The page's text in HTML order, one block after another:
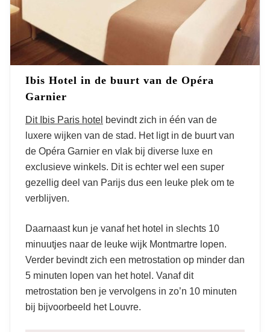
Ibis Hotel in de buurt van de Opéra
Garnier
Dit Ibis Paris hotel bevindt zich in één van de
luxere wijken van de stad. Het ligt in de buurt van
de Opéra Garnier en vlak bij diverse luxe en
exclusieve winkels. Dit is echter wel een super
gezellig deel van Parijs dus een leuke plek om te
verblijven.
Daarnaast kun je vanaf het hotel in slechts 10
minuutjes naar de leuke wijk Montmartre lopen.
Verder bevindt zich een metrostation op minder dan
5 minuten lopen van het hotel. Vanaf dit
metrostation ben je vervolgens in zo’n 10 minuten
bij bijvoorbeeld het Louvre.